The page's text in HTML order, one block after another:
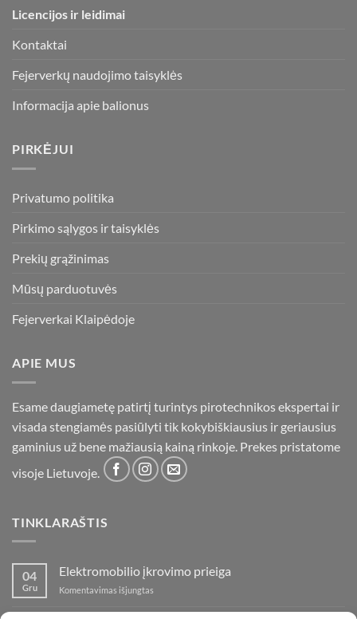
Licencijos ir leidimai
Kontaktai
Fejerverkų naudojimo taisyklės
Informacija apie balionus
PIRKĖJUI
Privatumo politika
Pirkimo sąlygos ir taisyklės
Prekių grąžinimas
Mūsų parduotuvės
Fejerverkai Klaipėdoje
APIE MUS
Esame daugiametę patirtį turintys pirotechnikos ekspertai ir
visada stengiamės pasiūlyti tik kokybiškiausius ir geriausius
gaminius už bene mažiausią kainą rinkoje. Prekes pristatome
visoje Lietuvoje.
TINKLARAŠTIS
04
Gru
Elektromobilio įkrovimo prieiga
Komentavimas išjungtas